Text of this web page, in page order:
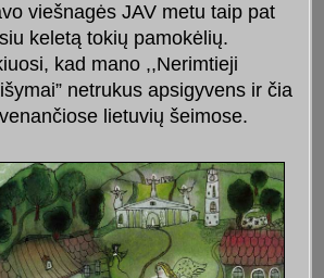
viešnagės JAV metu taip pat
keletą tokių pamokėlių.
kad mano ,,Nerimtieji
netrukus apsigyvens ir čia
lietuvių šeimose.